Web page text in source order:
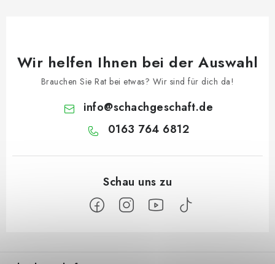
Wir helfen Ihnen bei der Auswahl
Brauchen Sie Rat bei etwas? Wir sind für dich da!
info@schachgeschaft.de
0163 764 6812